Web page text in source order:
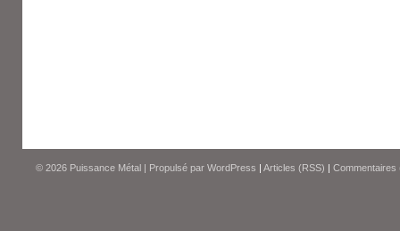
© 2026 Puissance Métal | Propulsé par WordPress | Articles (RSS) | Commentaires